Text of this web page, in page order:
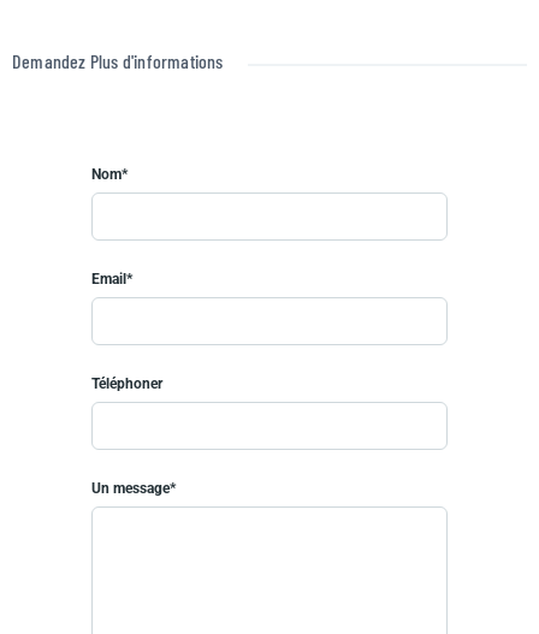
Demandez Plus d'informations
Nom*
Email*
Téléphoner
Un message*